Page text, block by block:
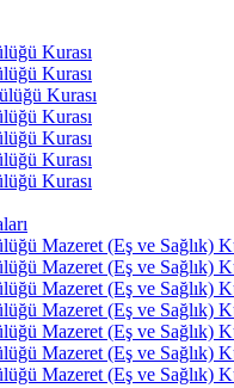
Kurası
Kurası
Kurası
Kurası
Kurası
Kurası
Kurası
Mazeret (Eş ve Sağlık)
Mazeret (Eş ve Sağlık)
Mazeret (Eş ve Sağlık)
Mazeret (Eş ve Sağlık)
Mazeret (Eş ve Sağlık)
Mazeret (Eş ve Sağlık)
Mazeret (Eş ve Sağlık)